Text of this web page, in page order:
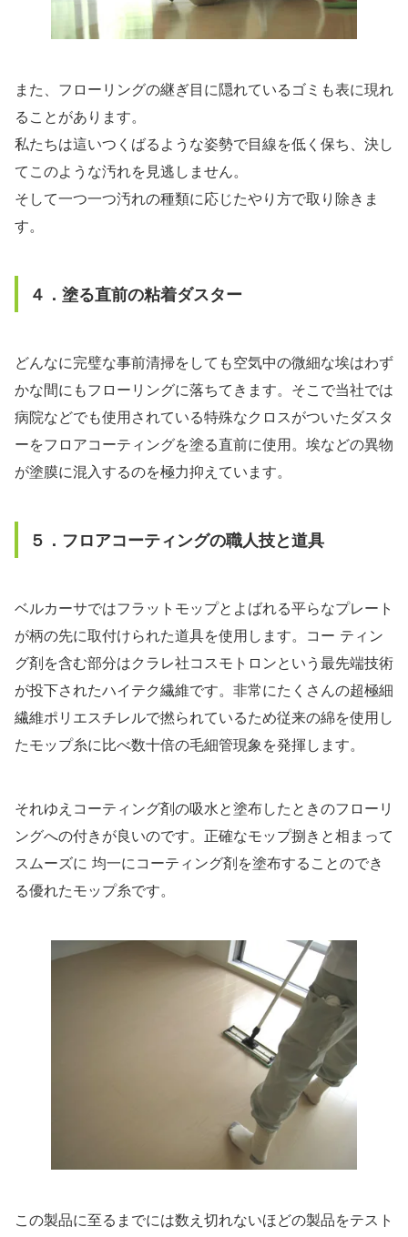
また、フローリングの継ぎ目に隠れているゴミも表に現れ
ることがあります。
私たちは這いつくばるような姿勢で目線を低く保ち、決し
てこのような汚れを見逃しません。
そして一つ一つ汚れの種類に応じたやり方で取り除きま
す。
４．塗る直前の粘着ダスター
どんなに完璧な事前清掃をしても空気中の微細な埃はわず
かな間にもフローリングに落ちてきます。そこで当社では
病院などでも使用されている特殊なクロスがついたダスタ
ーをフロアコーティングを塗る直前に使用。埃などの異物
が塗膜に混入するのを極力抑えています。
５．フロアコーティングの職人技と道具
ベルカーサではフラットモップとよばれる平らなプレート
が柄の先に取付けられた道具を使用します。コー ティン
グ剤を含む部分はクラレ社コスモトロンという最先端技術
が投下されたハイテク繊維です。非常にたくさんの超極細
繊維ポリエスチレルで撚られているため従来の綿を使用し
たモップ糸に比べ数十倍の毛細管現象を発揮します。
それゆえコーティング剤の吸水と塗布したときのフローリ
ングへの付きが良いのです。正確なモップ捌きと相まって
スムーズに 均一にコーティング剤を塗布することのでき
る優れたモップ糸です。
この製品に至るまでには数え切れないほどの製品をテスト